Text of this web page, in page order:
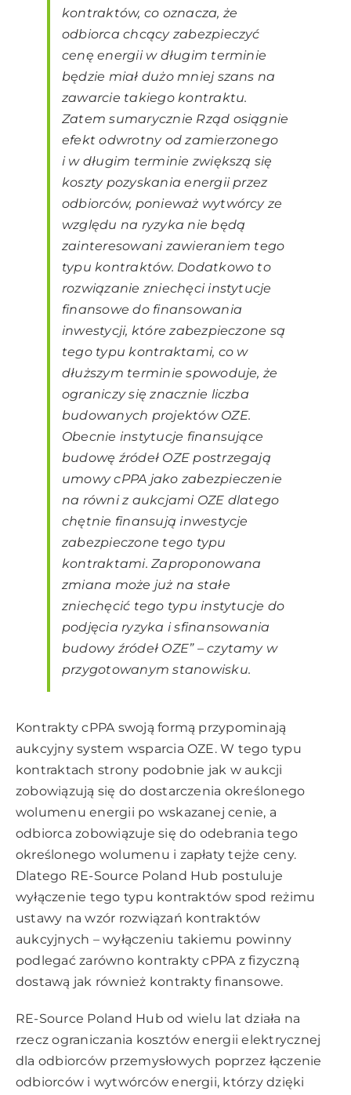
kontraktów, co oznacza, że
odbiorca chcący zabezpieczyć
cenę energii w długim terminie
będzie miał dużo mniej szans na
zawarcie takiego kontraktu.
Zatem sumarycznie Rząd osiągnie
efekt odwrotny od zamierzonego
i w długim terminie zwiększą się
koszty pozyskania energii przez
odbiorców, ponieważ wytwórcy ze
względu na ryzyka nie będą
zainteresowani zawieraniem tego
typu kontraktów. Dodatkowo to
rozwiązanie zniechęci instytucje
finansowe do finansowania
inwestycji, które zabezpieczone są
tego typu kontraktami, co w
dłuższym terminie spowoduje, że
ograniczy się znacznie liczba
budowanych projektów OZE.
Obecnie instytucje finansujące
budowę źródeł OZE postrzegają
umowy cPPA jako zabezpieczenie
na równi z aukcjami OZE dlatego
chętnie finansują inwestycje
zabezpieczone tego typu
kontraktami. Zaproponowana
zmiana może już na stałe
zniechęcić tego typu instytucje do
podjęcia ryzyka i sfinansowania
budowy źródeł OZE” – czytamy w
przygotowanym stanowisku.
Kontrakty cPPA swoją formą przypominają
aukcyjny system wsparcia OZE. W tego typu
kontraktach strony podobnie jak w aukcji
zobowiązują się do dostarczenia określonego
wolumenu energii po wskazanej cenie, a
odbiorca zobowiązuje się do odebrania tego
określonego wolumenu i zapłaty tejże ceny.
Dlatego RE-Source Poland Hub postuluje
wyłączenie tego typu kontraktów spod reżimu
ustawy na wzór rozwiązań kontraktów
aukcyjnych – wyłączeniu takiemu powinny
podlegać zarówno kontrakty cPPA z fizyczną
dostawą jak również kontrakty finansowe.
RE-Source Poland Hub od wielu lat działa na
rzecz ograniczania kosztów energii elektrycznej
dla odbiorców przemysłowych poprzez łączenie
odbiorców i wytwórców energii, którzy dzięki